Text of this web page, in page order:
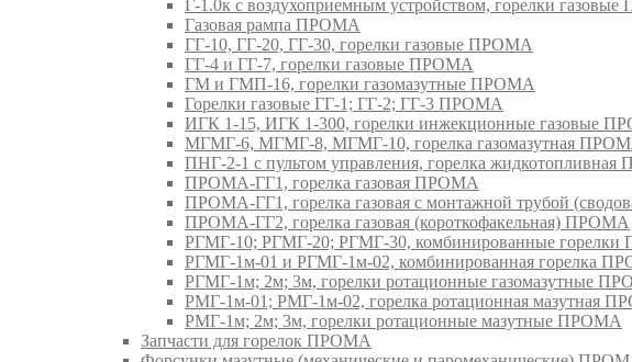
Г-1.0к с воздухоприемным устройством, горелки
Газовая рампа ПРОМА
ГГ-10, ГГ-20, ГГ-30, горелки газовые ПРОМА
ГГ-4 и ГГ-7, горелки газовые ПРОМА
ГМ и ГМП-16, горелки газомазутные ПРОМА
Горелки газовые ГГ-1; ГГ-2; ГГ-3 ПРОМА
ИГК 1-15, ИГК 1-300, горелки инжекционные газовые
МГМГ-6, МГМГ-8, МГМГ-10, горелка газомазутная
ПНГ-2-1 с пультом управления, горелка
ПРОМА-ГГ1, горелка газовая ПРОМА
ПРОМА-ГГ1, горелка газовая с монтажной трубой
ПРОМА-ГГ2, горелка газовая (короткофакельная) ПРОМА
РГМГ-10; РГМГ-20; РГМГ-30, комбинированные
РГМГ-1м-01 и РГМГ-1м-02, комбинированная горелка
РГМГ-1м; 2м; 3м, горелки ротационные газомазутные
РМГ-1м-01; РМГ-1м-02, горелка ротационная мазутная
РМГ-1м; 2м; 3м, горелки ротационные мазутные ПРОМА
Запчасти для горелок ПРОМА